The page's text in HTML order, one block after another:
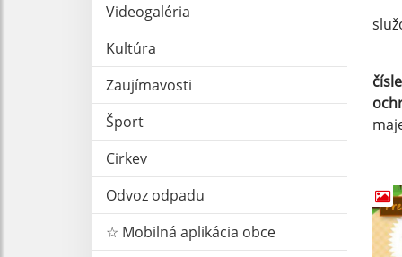
Videogaléria
Kultúra
Zaujímavosti
Šport
Cirkev
Odvoz odpadu
☆ Mobilná aplikácia obce